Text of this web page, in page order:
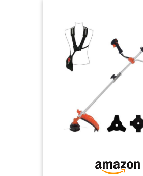
sans effort. Se démonte facilement
pour le rangement et le
FRANCAISE : Ce produit a été
sélectionné et testé par nos
Loire. Pièces de rechange en